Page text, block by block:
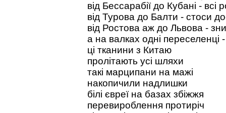
від Бессарабії до Кубані - всі
від Турова до Балти - стоси
від Ростова аж до Львова -
а на валках одні переселенці -
ці тканини з Китаю
пролітають усі шляхи
такі марципани на мажі
накопичили надлишки
білі євреї на базах збіжжя
перевироблення протиріч